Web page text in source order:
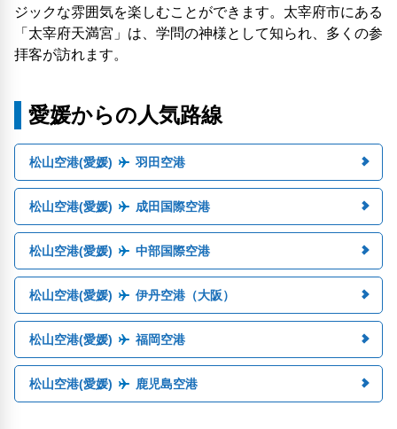
ジックな雰囲気を楽しむことができます。太宰府市にある
「太宰府天満宮」は、学問の神様として知られ、多くの参
拝客が訪れます。
愛媛からの人気路線
松山空港(愛媛) 羽田空港
松山空港(愛媛) 成田国際空港
松山空港(愛媛) 中部国際空港
松山空港(愛媛) 伊丹空港（大阪）
松山空港(愛媛) 福岡空港
松山空港(愛媛) 鹿児島空港